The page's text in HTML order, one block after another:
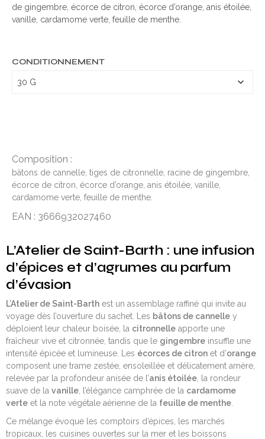
de gingembre, écorce de citron, écorce d’orange, anis étoilée,
vanille, cardamome verte, feuille de menthe.
CONDITIONNEMENT
Composition :
bâtons de cannelle, tiges de citronnelle, racine de gingembre,
écorce de citron, écorce d’orange, anis étoilée, vanille,
cardamome verte, feuille de menthe.
EAN : 3666932027460
L’Atelier de Saint-Barth : une infusion
d’épices et d’agrumes au parfum
d’évasion
L’Atelier de Saint-Barth est un assemblage raffiné qui invite au
voyage dès l’ouverture du sachet. Les bâtons de cannelle y
déploient leur chaleur boisée, la citronnelle apporte une
fraîcheur vive et citronnée, tandis que le gingembre insuffle une
intensité épicée et lumineuse. Les écorces de citron et d’orange
composent une trame zestée, ensoleillée et délicatement amère,
relevée par la profondeur anisée de l’anis étoilée , la rondeur
suave de la vanille , l’élégance camphrée de la cardamome
verte et la note végétale aérienne de la feuille de menthe
Ce mélange évoque les comptoirs d’épices, les marchés
tropicaux, les cuisines ouvertes sur la mer et les boissons